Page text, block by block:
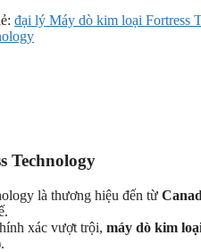
đại lý Máy dò kim loại Fortress
Technology
là thương hiệu đến từ
xác vượt trội, máy dò kim